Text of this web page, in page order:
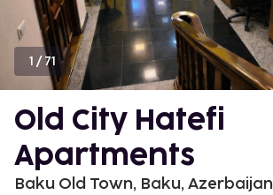
1 /71
Old City Hatefi
Apartments
Baku Old Town, Baku, Azerbaijan